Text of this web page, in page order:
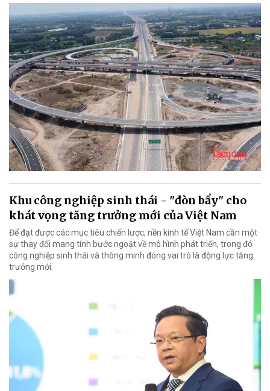
Khu công nghiệp sinh thái - "đòn bẩy" cho
khát vọng tăng trưởng mới của Việt Nam
Để đạt được các mục tiêu chiến lược, nền kinh tế Việt Nam cần một
sự thay đổi mang tính bước ngoặt về mô hình phát triển, trong đó
công nghiệp sinh thái và thông minh đóng vai trò là động lực tăng
trưởng mới.